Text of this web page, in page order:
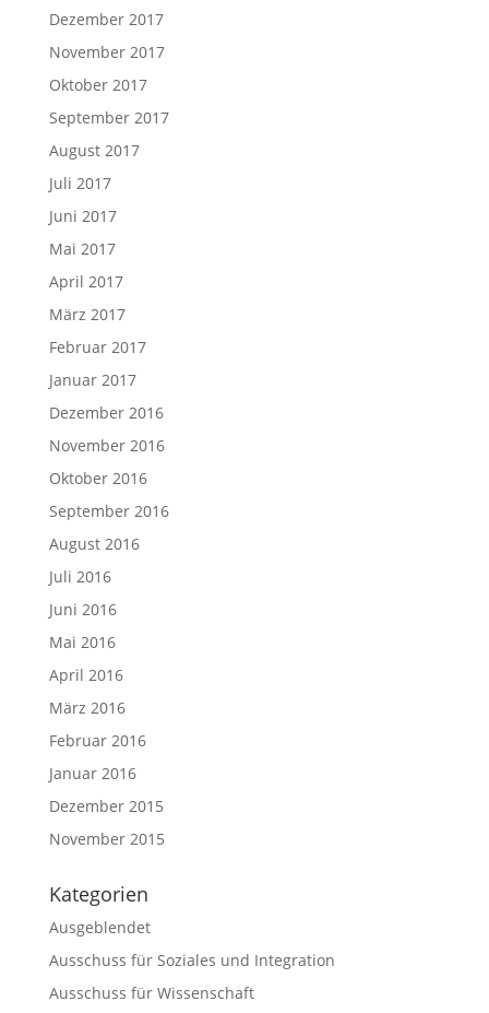
Dezember 2017
November 2017
Oktober 2017
September 2017
August 2017
Juli 2017
Juni 2017
Mai 2017
April 2017
März 2017
Februar 2017
Januar 2017
Dezember 2016
November 2016
Oktober 2016
September 2016
August 2016
Juli 2016
Juni 2016
Mai 2016
April 2016
März 2016
Februar 2016
Januar 2016
Dezember 2015
November 2015
Kategorien
Ausgeblendet
Ausschuss für Soziales und Integration
Ausschuss für Wissenschaft